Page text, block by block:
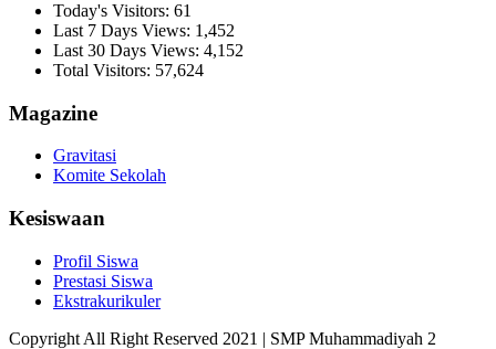
Today's Visitors: 61
Last 7 Days Views: 1,452
Last 30 Days Views: 4,152
Total Visitors: 57,624
Magazine
Gravitasi
Komite Sekolah
Kesiswaan
Profil Siswa
Prestasi Siswa
Ekstrakurikuler
Copyright All Right Reserved 2021 | SMP Muhammadiyah 2